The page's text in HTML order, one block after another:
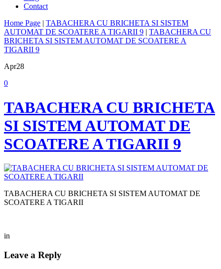
Contact
Home Page | TABACHERA CU BRICHETA SI SISTEM
AUTOMAT DE SCOATERE A TIGARII 9 | TABACHERA CU
BRICHETA SI SISTEM AUTOMAT DE SCOATERE A
TIGARII 9
Apr28
0
TABACHERA CU BRICHETA
SI SISTEM AUTOMAT DE
SCOATERE A TIGARII 9
TABACHERA CU BRICHETA SI SISTEM AUTOMAT DE
SCOATERE A TIGARII
in
Leave a Reply